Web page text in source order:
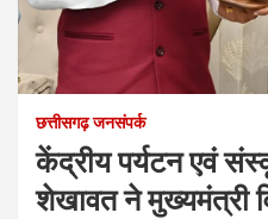
छत्तीसगढ़ जनसंपर्क
केंद्रीय पर्यटन एवं
शेखावत ने मुख्यमंत्री